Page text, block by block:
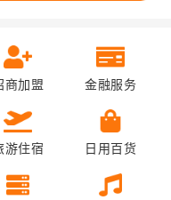
商加盟 金融服务
游住宿 日用百货